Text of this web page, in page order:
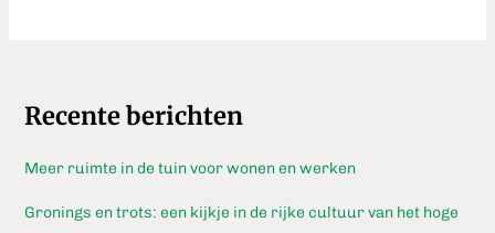
Recente berichten
Meer ruimte in de tuin voor wonen en werken
Gronings en trots: een kijkje in de rijke cultuur van het hoge